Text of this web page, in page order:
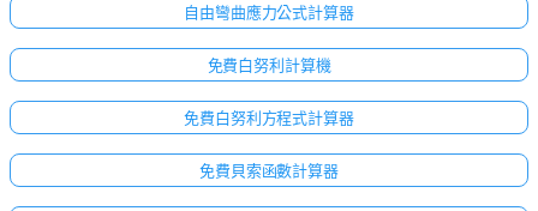
自由彎曲應力公式計算器
免費白努利計算機
免費白努利方程式計算器
免費貝索函數計算器